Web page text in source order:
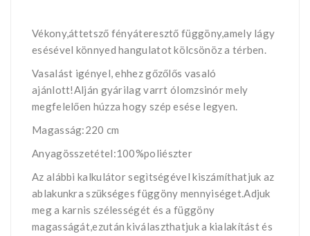
Vékony,áttetsző fényáteresztő függöny,amely lágy
esésével könnyed hangulatot kölcsönöz a térben.
Vasalást igényel, ehhez gőzőlős vasaló
ajánlott!Alján gyárilag varrt ólomzsinór mely
megfelelően húzza hogy szép esése legyen.
Magasság:220 cm
Anyagösszetétel:100%poliészter
Az alábbi kalkulátor segìtségével kiszámíthatjuk az
ablakunkra szükséges függöny mennyiséget.Adjuk
meg a karnis szélességét és a függöny
magasságát,ezután kiválaszthatjuk a kialakítást és